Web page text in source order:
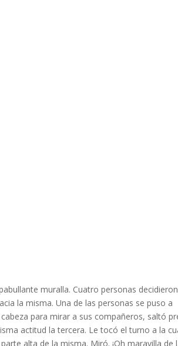
muralla. Cuatro personas decidieron
la misma. Una de las personas se puso a
para mirar a sus compañeros, saltó
actitud la tercera. Le tocó el turno a la
alta de la misma. Miró. ¡Oh maravilla de